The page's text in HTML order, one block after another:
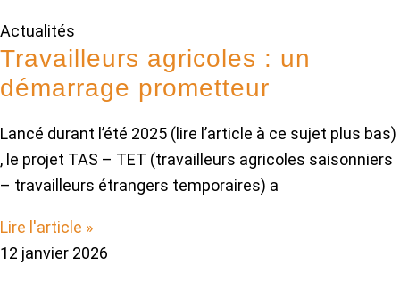
Actualités
Travailleurs agricoles : un
démarrage prometteur
Lancé durant l’été 2025 (lire l’article à ce sujet plus bas)
, le projet TAS – TET (travailleurs agricoles saisonniers
– travailleurs étrangers temporaires) a
Lire l'article »
12 janvier 2026